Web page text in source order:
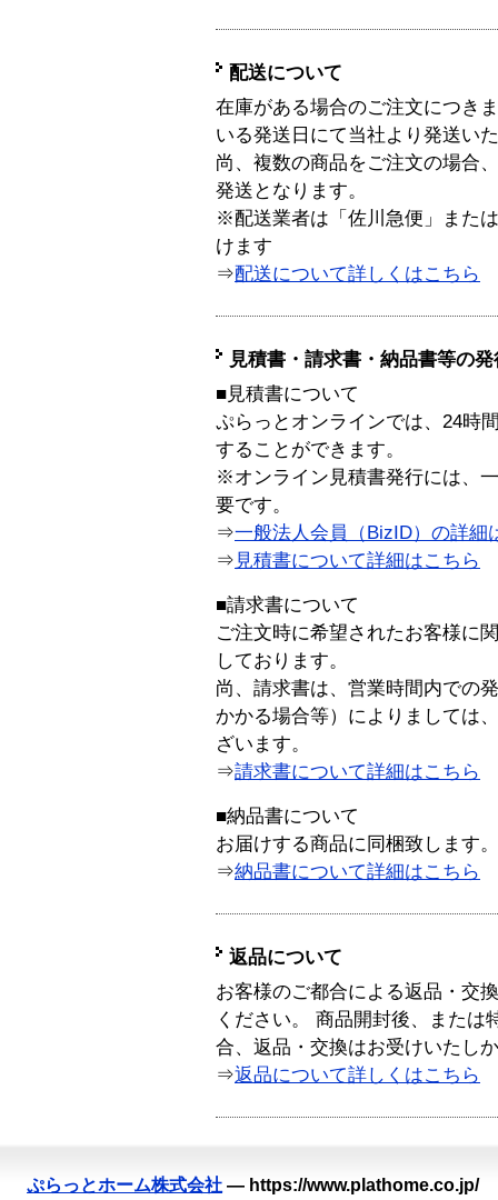
配送について
在庫がある場合のご注文につき
いる発送日にて当社より発送い
尚、複数の商品をご注文の場合
発送となります。
※配送業者は「佐川急便」また
けます
⇒配送について詳しくはこちら
見積書・請求書・納品書等の
■見積書について
ぷらっとオンラインでは、24時
することができます。
※オンライン見積書発行には、
要です。
⇒一般法人会員（BizID）の詳細
⇒ 見積書について詳細はこちら
■請求書について
ご注文時に希望されたお客様に
しております。
尚、請求書は、営業時間内での
かかる場合等）によりましては
ざいます。
⇒請求書について詳細はこちら
■納品書について
お届けする商品に同梱致します。
⇒納品書について詳細はこちら
返品について
お客様のご都合による返品・交
ください。 商品開封後、または
合、返品・交換はお受けいたし
⇒返品について詳しくはこちら
ぷらっとホーム株式会社 — https://www.plathome.co.jp/